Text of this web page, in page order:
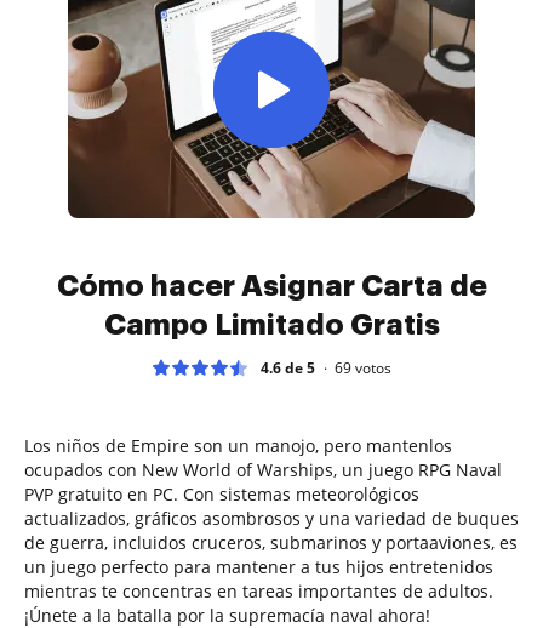
Cómo hacer Asignar Carta de
Campo Limitado Gratis
4.6 de 5 69votos
Los niños de Empire son un manojo, pero mantenlos
ocupados con New World of Warships, un juego RPG Naval
PVP gratuito en PC. Con sistemas meteorológicos
actualizados, gráficos asombrosos y una variedad de buques
de guerra, incluidos cruceros, submarinos y portaaviones, es
un juego perfecto para mantener a tus hijos entretenidos
mientras te concentras en tareas importantes de adultos.
¡Únete a la batalla por la supremacía naval ahora!